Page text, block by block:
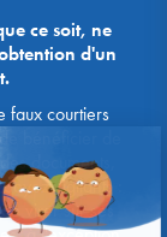
ce soit, ne
d'un
faux courtiers
bénéficier de
documents,
vigilants :
virer sur ses